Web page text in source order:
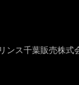
ンス千葉販売株式